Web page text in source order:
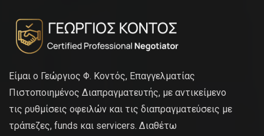
Είμαι ο Γεώργιος Φ. Κοντός, Επαγγελματίας
Πιστοποιημένος Διαπραγματευτής, με αντικείμενο
τις ρυθμίσεις οφειλών και τις διαπραγματεύσεις με
τράπεζες, funds και servicers. Διαθέτω